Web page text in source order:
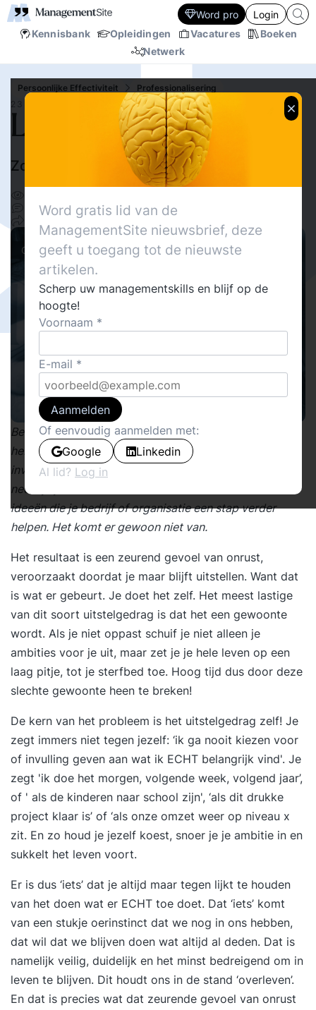
Kennisbank Opleidingen Vacatures
Boeken
Netwerk
Word pro Login
Persoonlijke Effectiviteit
Professionalisering
23 JAN.‘14
Last van uitstelgedrag?
Zo kom je er vanaf! Callista Roelofs
Columns
Ben jij ook die betrokken, veel willende, altijd ideeën
hebbende professional, die maar geen tijd heeft om
invulling te geven aan al die belangrijke doelen? Steeds
neem je je voor om nu echt een start te maken met de
ideeën die je bedrijf of organisatie een stap verder
helpen. Het komt er gewoon niet van.
Het resultaat is een zeurend gevoel van onrust,
veroorzaakt doordat je maar blijft uitstellen. Want dat
is wat er gebeurt. Je doet het zelf. Het meest lastige
van dit soort uitstelgedrag is dat het een gewoonte
wordt. Als je niet oppast schuif je niet alleen je
ambities voor je uit, maar zet je je hele leven op een
laag pitje, tot je sterfbed toe. Hoog tijd dus door deze
slechte gewoonte heen te breken!
De kern van het probleem is het uitstelgedrag zelf! Je
zegt immers niet tegen jezelf: ‘ik ga nooit kiezen voor
of invulling geven aan wat ik ECHT belangrijk vind'. Je
zegt 'ik doe het morgen, volgende week, volgend jaar’,
of ' als de kinderen naar school zijn', ‘als dit drukke
project klaar is’ of ‘als onze omzet weer op niveau x
zit. En zo houd je jezelf koest, snoer je je ambitie in en
sukkelt het leven voort.
Er is dus ‘iets’ dat je altijd maar tegen lijkt te houden
van het doen wat er ECHT toe doet. Dat ‘iets’ komt
van een stukje oerinstinct dat we nog in ons hebben,
dat wil dat we blijven doen wat altijd al deden. Dat is
namelijk veilig, duidelijk en het minst bedreigend om in
leven te blijven. Dit houdt ons in de stand ‘overleven’.
En dat is precies wat dat zeurende gevoel van onrust
Word gratis lid van de
ManagementSite nieuwsbrief, deze
geeft u toegang tot de nieuwste
artikelen.
Scherp uw managementskills en blijf op de
hoogte!
Voornaam
E-mail
Aanmelden
Of eenvoudig aanmelden met:
Google
Linkedin
Al lid? Log in